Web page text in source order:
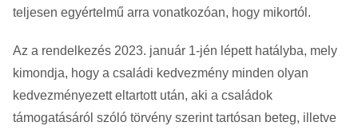
teljesen egyértelmű arra vonatkozóan, hogy mikortól.
Az a rendelkezés 2023. január 1-jén lépett hatályba, mely
kimondja, hogy a családi kedvezmény minden olyan
kedvezményezett eltartott után, aki a családok
támogatásáról szóló törvény szerint tartósan beteg, illetve